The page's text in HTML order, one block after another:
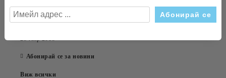
OfficePrestige обзаведе Kaneff Center
23 Апр 2015
Абонирай се за новини
Виж всички